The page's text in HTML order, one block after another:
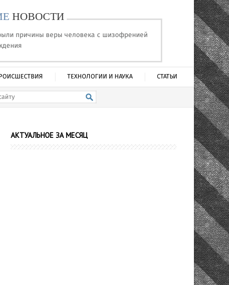
НОВОСТИ
причины веры человека с шизофренией
ТЕХНОЛОГИИ И НАУКА
СТАТЬИ
АКТУАЛЬНОЕ ЗА МЕСЯЦ